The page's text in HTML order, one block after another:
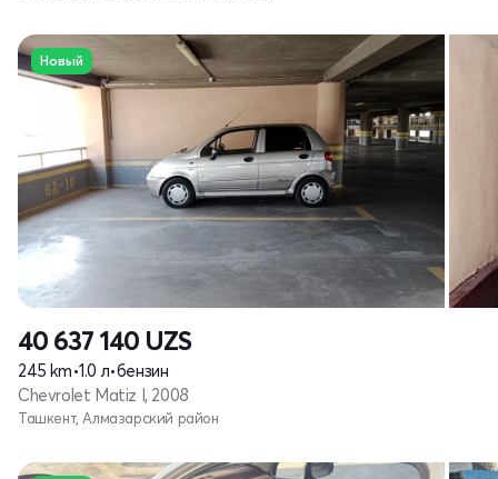
Новый
40 637 140 UZS
245 km•1.0 л•бензин
Chevrolet Matiz I, 2008
Ташкент, Алмазарский район